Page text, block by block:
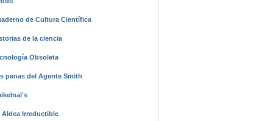
de Cultura Científica
de la ciencia
Obsoleta
penas del Agente Smith
Aldea Irreductible